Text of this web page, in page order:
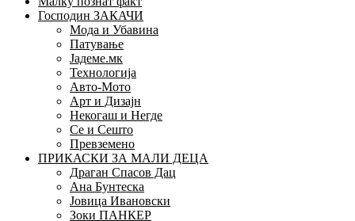
Господин ЗАКАЧИ
Мода и Убавина
Патување
Јадеме.мк
Технологија
Авто-Мото
Арт и Дизајн
Некогаш и Негде
Се и Сешто
Превземено
ПРИКАСКИ ЗА МАЛИ ДЕЦА
Драган Спасов Дац
Ана Бунтеска
Јовица Ивановски
Зоки ПАНКЕР